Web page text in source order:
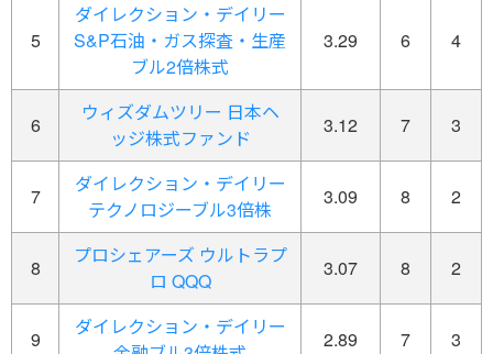
5
ダイレクション・デイリー
S&P石油・ガス探査・生産
ブル2倍株式
3.29 6 4
6
ウィズダムツリー 日本ヘ
ッジ株式ファンド
3.12 7 3
7
ダイレクション・デイリー
テクノロジーブル3倍株
3.09 8 2
8
プロシェアーズ ウルトラプ
ロ QQQ
3.07 8 2
9
ダイレクション・デイリー
2.89 7 3